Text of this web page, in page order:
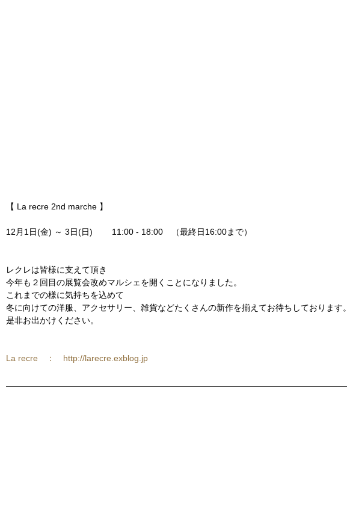
【 La recre 2nd marche 】
12月1日(金) ～ 3日(日) 　　11:00 - 18:00　（最終日16:00まで）
レクレは皆様に支えて頂き
今年も２回目の展覧会改めマルシェを開くことになりました。
これまでの様に気持ちを込めて
冬に向けての洋服、アクセサリー、雑貨などたくさんの新作を揃えてお待ちしております。
是非お出かけください。
La recre　：　http://larecre.exblog.jp